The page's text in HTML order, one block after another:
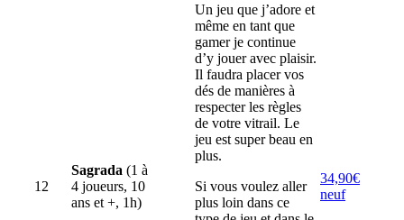
12
Sagrada (1 à
4 joueurs, 10
ans et +, 1h)
Un jeu que j’adore et
même en tant que
gamer je continue
d’y jouer avec plaisir.
Il faudra placer vos
dés de manières à
respecter les règles
de votre vitrail. Le
jeu est super beau en
plus.
Si vous voulez aller
plus loin dans ce
34,90€
neuf